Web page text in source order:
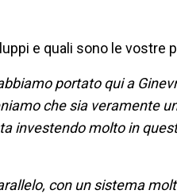
e quali sono le vostre
portato qui a
che sia veramente
investendo molto in
con un sistema